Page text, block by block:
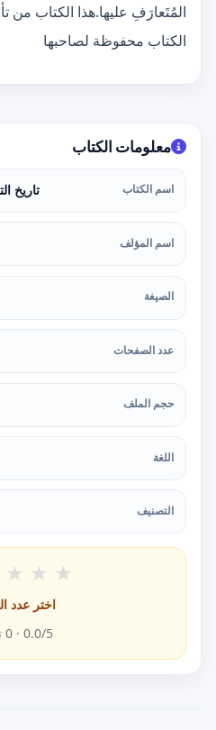
المُتَعارَفِ عليها.هذا الكتاب
الكتاب محفوظة لصاحبها
معلومات الكتاب
اسم الكتاب تاريخ
اسم المؤلف
الصيغة
عدد الصفحات
حجم الملف
اللغة
التصنيف
★ ★ ★
اختر عدد
0.0/5 ·
0